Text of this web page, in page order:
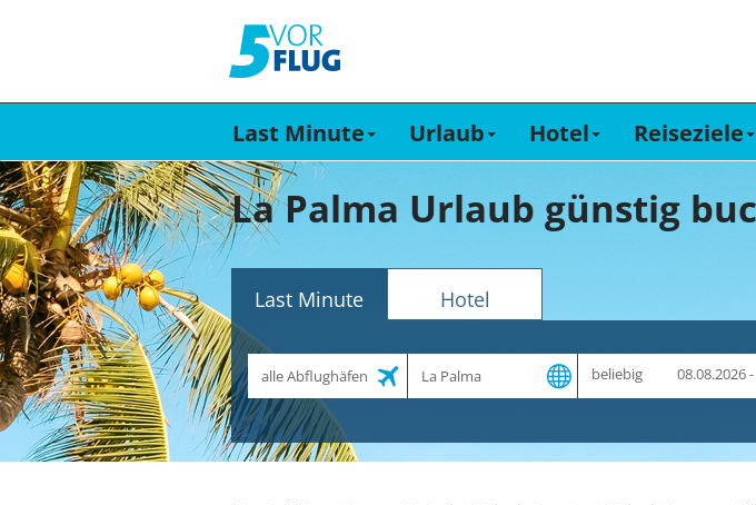
Last Minute Urlaub Hotel Reiseziele
La Palma Urlaub günstig
Last Minute Hotel
Abflughafen
Zeitraum
beliebig 08.08.2026